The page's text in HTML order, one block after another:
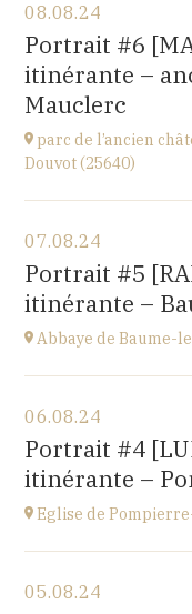
2 rue du Pont
25640 OUGNEY-
à21H00
08.08.24
Portrait #6
itinérante –
Mauclerc
parc de l’ancien
Douvot (25640)
2 rue du Pont
25640 OUGNEY-
à18H00
07.08.24
Portrait #5
itinérante –
Abbaye de Baume-
Abbaye Sainte-Odile
place de l'abbaye,
à20H00
06.08.24
Portrait #4
itinérante –
Eglise de
05.08.24